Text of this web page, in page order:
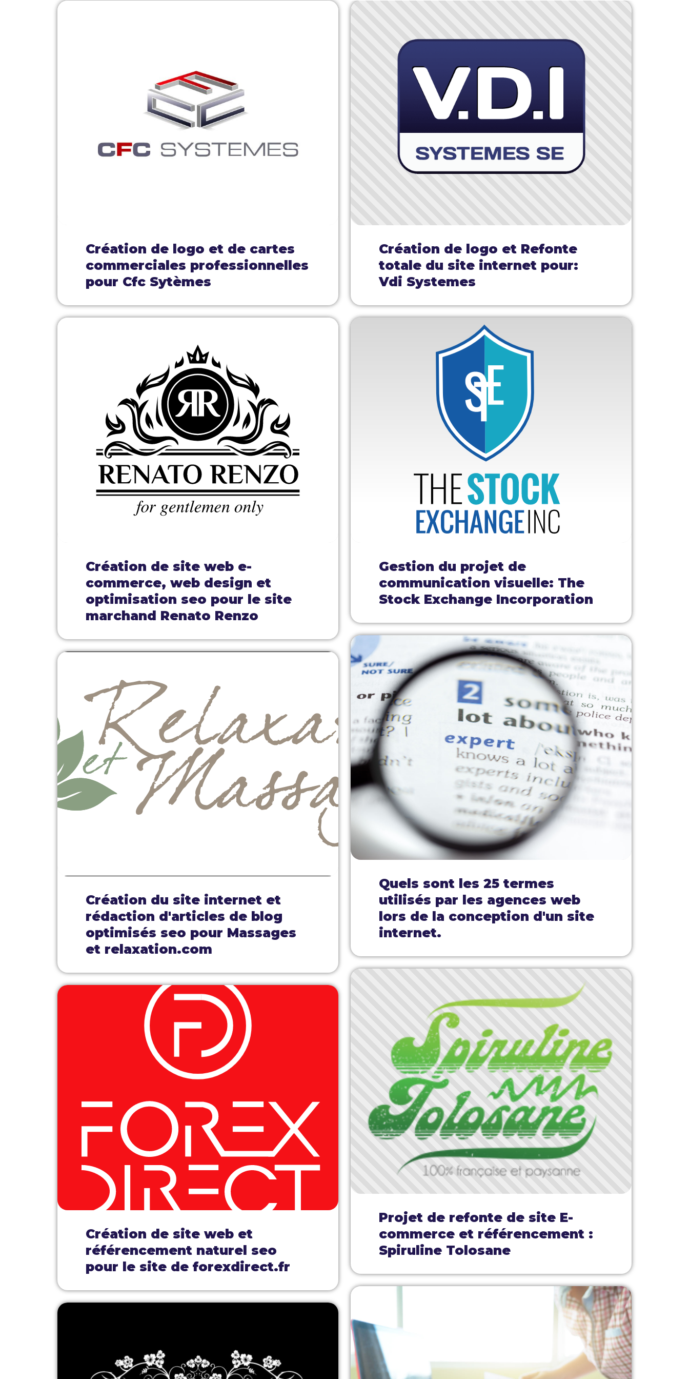
Création de logo et de cartes
commerciales professionnelles
pour Cfc Sytèmes
Création de site web e-
commerce, web design et
optimisation seo pour le site
marchand Renato Renzo
Création du site internet et
rédaction d'articles de blog
optimisés seo pour Massages
et relaxation.com
Création de site web et
référencement naturel seo
pour le site de forexdirect.fr
Création de logo et Refonte
totale du site internet pour:
Vdi Systemes
Gestion du projet de
communication visuelle: The
Stock Exchange Incorporation
Quels sont les 25 termes
utilisés par les agences web
lors de la conception d'un site
internet.
Projet de refonte de site E-
commerce et référencement :
Spiruline Tolosane